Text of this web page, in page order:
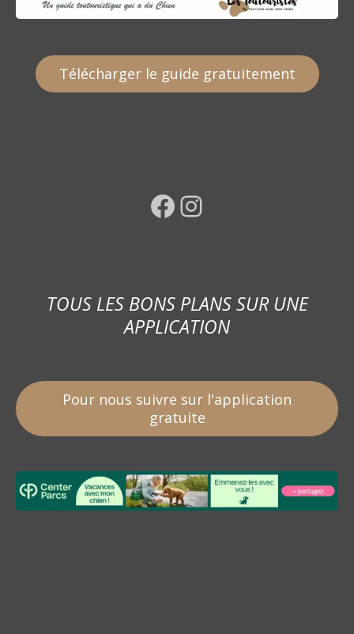
Télécharger le guide gratuitement
Facebook Instagram
TOUS LES BONS PLANS SUR UNE
APPLICATION
Pour nous suivre sur l'application
gratuite